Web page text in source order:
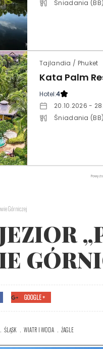
Śniadania (BB)
Tajlandia / Phuket
Kata Palm
Hotel:4
20.10.2026 -
Śniadania (BB)
Górniczej
GOOGLE +
ŚLĄSK WIATR I WODA ŻAGLE